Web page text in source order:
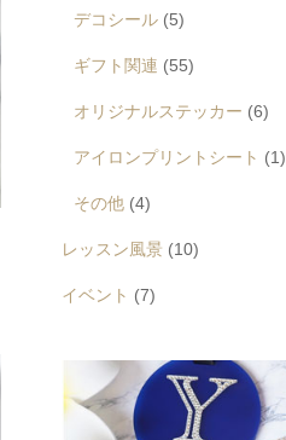
デコシール (5)
ギフト関連 (55)
オリジナルステッカー (6)
アイロンプリントシート (1)
その他 (4)
レッスン風景 (10)
イベント (7)